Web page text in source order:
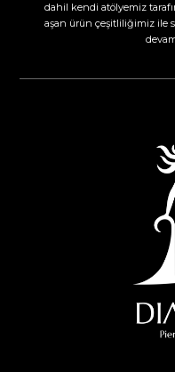
dahil kendi atölyemiz
aşan ürün çeşitliliğimiz ile